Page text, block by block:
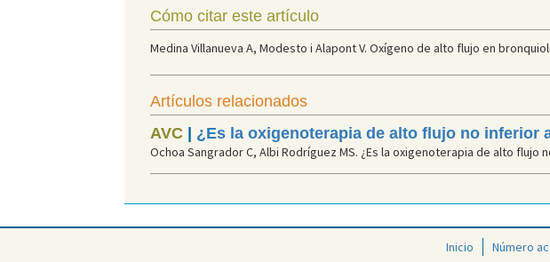
Cómo citar este artículo
Medina Villanueva A, Modesto i Alapont V. Oxígeno de alto flujo en
Artículos relacionados
AVC| ¿Es la oxigenoterapia de alto flujo no inferior
Ochoa Sangrador C, Albi Rodríguez MS. ¿Es la oxigenoterapia de alto
Inicio Número